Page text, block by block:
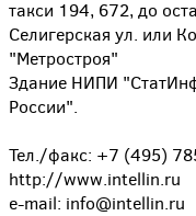
такси 194, 672, до
Селигерская ул. или
"Метростроя"
Здание НИПИ
России".
Тел./факс: +7 (495)
http://www.intellin.ru
e-mail: info@intellin.ru